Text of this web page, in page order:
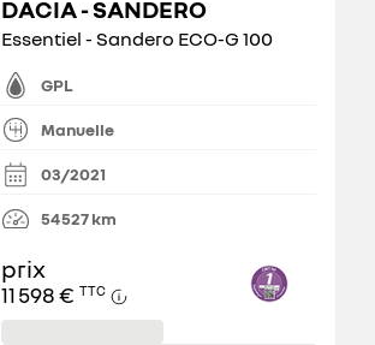
DACIA - SANDERO
Essentiel - Sandero ECO-G 100
GPL
Manuelle
03/2021
54 527km
prix
11 598 € TTC